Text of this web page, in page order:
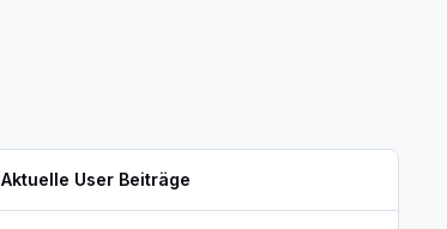
Aktuelle User Beiträge